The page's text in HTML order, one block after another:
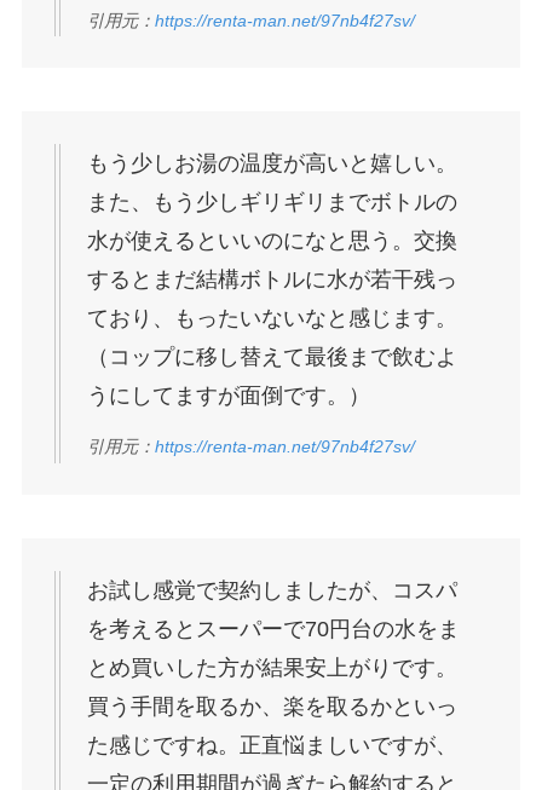
引用元： https://renta-man.net/97nb4f27sv/
もう少しお湯の温度が高いと嬉しい。
また、もう少しギリギリまでボトルの
水が使えるといいのになと思う。交換
するとまだ結構ボトルに水が若干残っ
ており、もったいないなと感じます。
（コップに移し替えて最後まで飲むよ
うにしてますが面倒です。）
引用元： https://renta-man.net/97nb4f27sv/
お試し感覚で契約しましたが、コスパ
を考えるとスーパーで70円台の水をま
とめ買いした方が結果安上がりです。
買う手間を取るか、楽を取るかといっ
た感じですね。正直悩ましいですが、
一定の利用期間が過ぎたら解約すると